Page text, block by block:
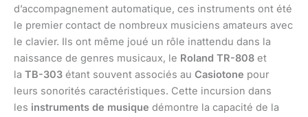
d’accompagnement automatique, ces instruments ont été
le premier contact de nombreux musiciens amateurs avec
le clavier. Ils ont même joué un rôle inattendu dans la
naissance de genres musicaux, le Roland TR-808 et
la TB-303 étant souvent associés au Casiotone pour
leurs sonorités caractéristiques. Cette incursion dans
les instruments de musique démontre la capacité de la